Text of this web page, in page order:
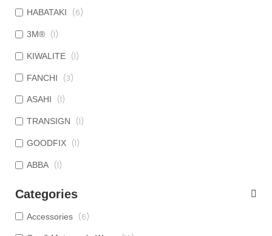
HABATAKI (6)
3M® (1)
KIWALITE (1)
FANCHI (3)
ASAHI (1)
TRANSIGN (1)
GOODFIX (1)
ABBA (1)
Categories
Accessories (6)